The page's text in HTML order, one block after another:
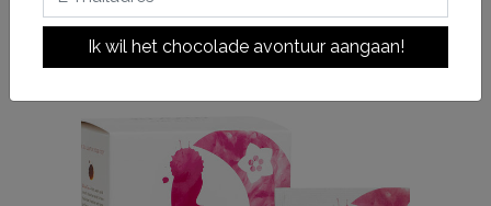
Ik wil het chocolade avontuur aangaan!
Terug naar HOME|The des Iles
The des Iles